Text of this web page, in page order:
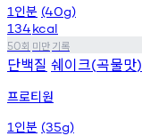
1 인분 (40g)
134kcal
50회 미만기록
단백질 쉐이크(곡물맛)
프로티원
1 인분 (35g)